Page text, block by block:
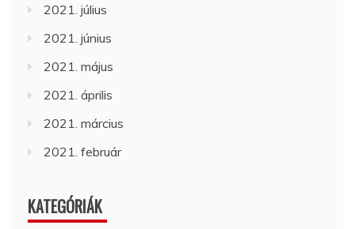
2021. július
2021. június
2021. május
2021. április
2021. március
2021. február
KATEGÓRIÁK